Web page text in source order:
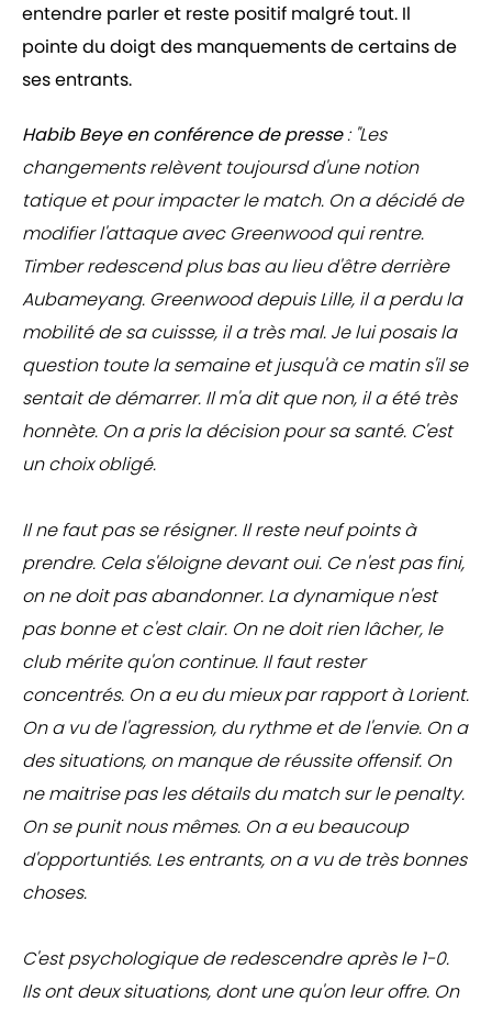
entendre parler et reste positif malgré tout. Il
pointe du doigt des manquements de certains de
ses entrants.
Habib Beye en conférence de presse: "Les
changements relèvent toujoursd d'une notion
tatique et pour impacter le match. On a décidé de
modifier l'attaque avec Greenwood qui rentre.
Timber redescend plus bas au lieu d'être derrière
Aubameyang. Greenwood depuis Lille, il a perdu la
mobilité de sa cuissse, il a très mal. Je lui posais la
question toute la semaine et jusqu'à ce matin s'il se
sentait de démarrer. Il m'a dit que non, il a été très
honnète. On a pris la décision pour sa santé. C'est
un choix obligé.
Il ne faut pas se résigner. Il reste neuf points à
prendre. Cela s'éloigne devant oui. Ce n'est pas fini,
on ne doit pas abandonner. La dynamique n'est
pas bonne et c'est clair. On ne doit rien lâcher, le
club mérite qu'on continue. Il faut rester
concentrés. On a eu du mieux par rapport à Lorient.
On a vu de l'agression, du rythme et de l'envie. On a
des situations, on manque de réussite offensif. On
ne maitrise pas les détails du match sur le penalty.
On se punit nous mêmes. On a eu beaucoup
d'opportuntiés. Les entrants, on a vu de très bonnes
choses.
C'est psychologique de redescendre après le 1-0.
Ils ont deux situations, dont une qu'on leur offre. On